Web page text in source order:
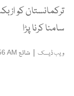
سامنا کرنا پڑا
ویب ڈیسک | شائع AM